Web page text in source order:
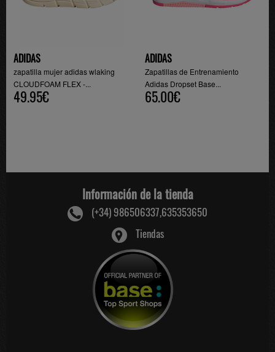
ADIDAS
zapatilla mujer adidas wlaking
CLOUDFOAM FLEX -...
49.95€
ADIDAS
Zapatillas de Entrenamiento
Adidas Dropset Base...
65.00€
Información de la tienda
(+34) 986506337,635353650
Tiendas